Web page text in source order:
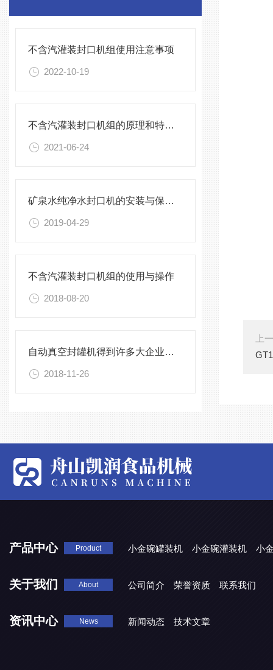
不含汽灌装封口机组使用注意事项
2022-10-19
不含汽灌装封口机组的原理和特点介绍
2021-06-24
矿泉水纯净水封口机的安装与保养，不能有一丝的马虎
2019-04-29
不含汽灌装封口机组的使用与操作
2018-08-20
自动真空封罐机得到许多大企业的青睐
2018-11-26
上
产品中心 Product 小金碗罐装机 小金碗灌装机 小
关于我们 About 公司简介 荣誉资质 联系我们
资讯中心 News 新闻动态 技术文章